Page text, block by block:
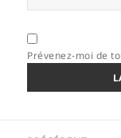
Prévenez-moi de